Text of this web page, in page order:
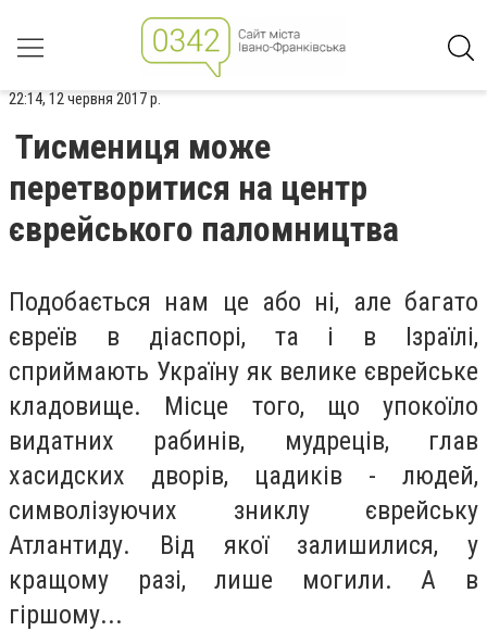
22:14, 12 червня 2017 р.
Тисмениця може
перетворитися на центр
єврейського паломництва
Подобається нам це або ні, але багато
євреїв в діаспорі, та і в Ізраїлі,
сприймають Україну як велике єврейське
кладовище. Місце того, що упокоїло
видатних рабинів, мудреців, глав
хасидских дворів, цадиків - людей,
символізуючих зниклу єврейську
Атлантиду. Від якої залишилися, у
кращому разі, лише могили. А в
гіршому...